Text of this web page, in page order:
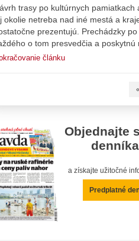
trasy po kultúrnych
okolie netreba nad iné mestá a
prezentujú. Prechádzky
o tom presvedčia a
článku
Objednajte
a získajte užitočné
Predplatné